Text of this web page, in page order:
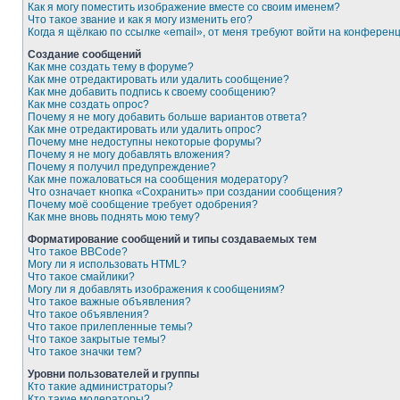
Как я могу поместить изображение вместе со своим именем?
Что такое звание и как я могу изменить его?
Когда я щёлкаю по ссылке «email», от меня требуют войти на
Создание сообщений
Как мне создать тему в форуме?
Как мне отредактировать или удалить сообщение?
Как мне добавить подпись к своему сообщению?
Как мне создать опрос?
Почему я не могу добавить больше вариантов ответа?
Как мне отредактировать или удалить опрос?
Почему мне недоступны некоторые форумы?
Почему я не могу добавлять вложения?
Почему я получил предупреждение?
Как мне пожаловаться на сообщения модератору?
Что означает кнопка «Сохранить» при создании сообщения?
Почему моё сообщение требует одобрения?
Как мне вновь поднять мою тему?
Форматирование сообщений и типы создаваемых тем
Что такое BBCode?
Могу ли я использовать HTML?
Что такое смайлики?
Могу ли я добавлять изображения к сообщениям?
Что такое важные объявления?
Что такое объявления?
Что такое прилепленные темы?
Что такое закрытые темы?
Что такое значки тем?
Уровни пользователей и группы
Кто такие администраторы?